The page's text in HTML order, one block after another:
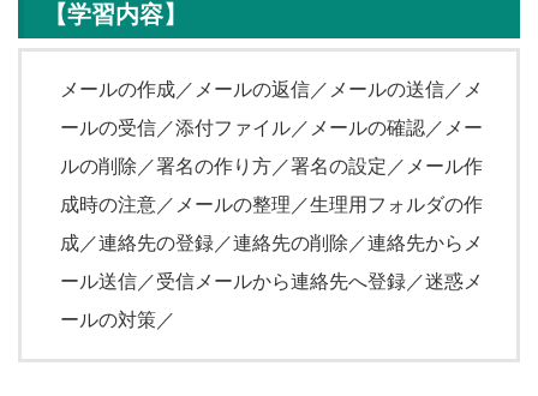
【学習内容】
メールの作成／メールの返信／メールの送信／メ
ールの受信／添付ファイル／メールの確認／メー
ルの削除／署名の作り方／署名の設定／メール作
成時の注意／メールの整理／生理用フォルダの作
成／連絡先の登録／連絡先の削除／連絡先からメ
ール送信／受信メールから連絡先へ登録／迷惑メ
ールの対策／